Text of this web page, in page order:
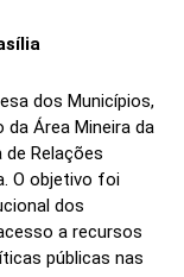
dos Municípios,
Área Mineira da
Relações
O objetivo foi
dos
a recursos
públicas nas